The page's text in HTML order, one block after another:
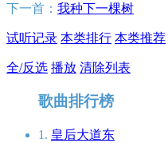
下一首： 我种下一棵树
试听记录 本类排行 本类推荐
全/反选 播放 清除列表
歌曲排行榜
1. 皇后大道东